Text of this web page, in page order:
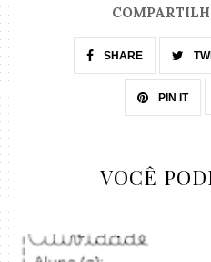
SHARE
PIN IT
VOCÊ